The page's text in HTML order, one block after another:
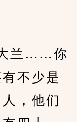
兰……你
不少是
，他们